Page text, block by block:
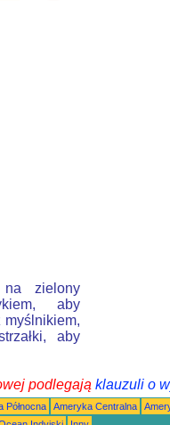
zielony
aby
myślnikiem,
aby
podlegają klauzuli o
Północna Ameryka Centralna